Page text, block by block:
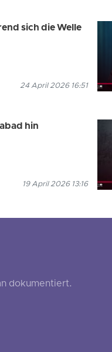
sich die Welle
24 April 2026 16:51
hin
19 April 2026 13:16
dokumentiert.